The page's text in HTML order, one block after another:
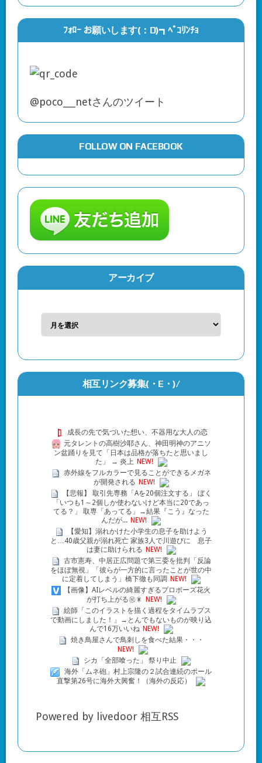
ﾌｫﾛｰ お願いします(：D)┓ﾍﾟｺﾘﾝﾁｮ
@poco___netさんのツイート
FOLLOW ON FACEBOOK
アーカイブ
相互リンク募集(・Ε・)/
成長の先で気づいた想い、不器用な大人の恋
元タレントの高樹沙耶さん、神田明神のアニソ
ン盆踊りを見て「日本は品格が落ちたと思いまし
た」 → 炎上 NEW!
赤外線をフルカラーで見ることができるメガネ
が開発される NEW!
【悲報】 取引先専務「Aを20個注文する」 ぼく
「いつも1～2個しか使わないけど本当に20であっ
てる？」 取専「あってる」→結果『こう』なった
んだが... NEW!
【愛知】溺れかけた小学生の息子を助けよう
と…40歳父親が溺れ死亡 家族3人で川遊びに 息子
は妻に助けられる NEW!
古市憲寿、中居正広問題で第三委を批判「反論
をほぼ無視」「彼らが一方的に言ったことが世の中
に定着してしまう」橋下徹も同調
NEW!
【画像】AIレベルの綺麗すぎるプロポーズ花火
が打ち上がる㊗🎇
NEW!
絵師「このイラストを描く過程をタイムラプス
で動画にしました！」→とんでもないものが映り込
んで16万いいね NEW!
焼き鳥屋さんで鳥刺しを食べた結果・・・
NEW!
シカ「全部喰った」 祭り中止
海外「ムネ砲」村上宗隆の２試合連続のポール
直撃第26号に海外大興奮！（海外の反応）
Powered by livedoor 相互RSS